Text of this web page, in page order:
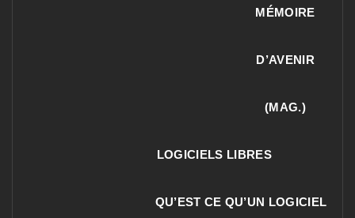
MÉMOIRE
D’AVENIR
(MAG.)
LOGICIELS LIBRES
QU’EST CE QU’UN LOGICIEL